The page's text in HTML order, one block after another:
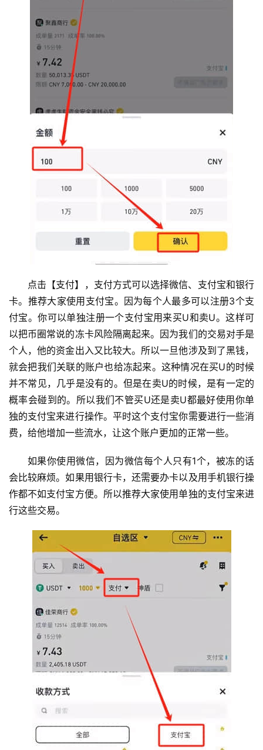
点击【支付】，支付方式可以选择微信、支付宝和银行
卡。推荐大家使用支付宝。因为每个人最多可以注册3个支
付宝。你可以单独注册一个支付宝用来买U和卖U。这样可
以把币圈常说的冻卡风险隔离起来。因为我们的交易对手是
个人，他的资金出入又比较大。所以一旦他涉及到了黑钱，
就会把我们关联的账户也给冻起来。这种情况在买U的时候
并不常见，几乎是没有的。但是在卖U的时候，是有一定的
概率会碰到的。所以我们不管买U还是卖U都最好使用你单
独的支付宝来进行操作。平时这个支付宝你需要进行一些消
费，给他增加一些流水，让这个账户更加的正常一些。
如果你使用微信，因为微信每个人只有1个，被冻的话
会比较麻烦。如果用银行卡，还需要办卡以及用手机银行操
作都不如支付宝方便。所以推荐大家使用单独的支付宝来进
行这些交易。